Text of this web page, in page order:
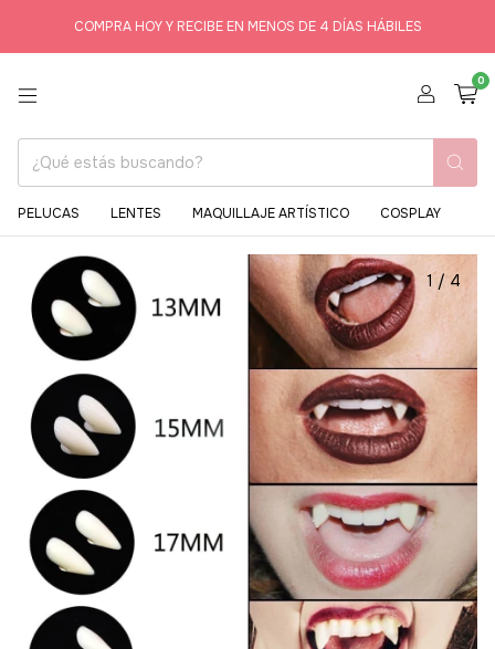
COMPRA HOY Y RECIBE EN MENOS DE 4 DÍAS HÁBILES
0
PELUCAS LENTES MAQUILLAJE ARTÍSTICO COSPLAY
1/4